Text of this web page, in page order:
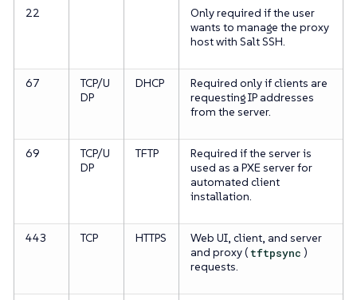
22
Only required if the user
wants to manage the proxy
host with Salt SSH.
67
TCP/U
DP
DHCP
Required only if clients are
requesting IP addresses
from the server.
69
TCP/U
DP
TFTP
Required if the server is
used as a PXE server for
automated client
installation.
443 TCP HTTPS
Web UI, client, and server
and proxy (tftpsync )
requests.